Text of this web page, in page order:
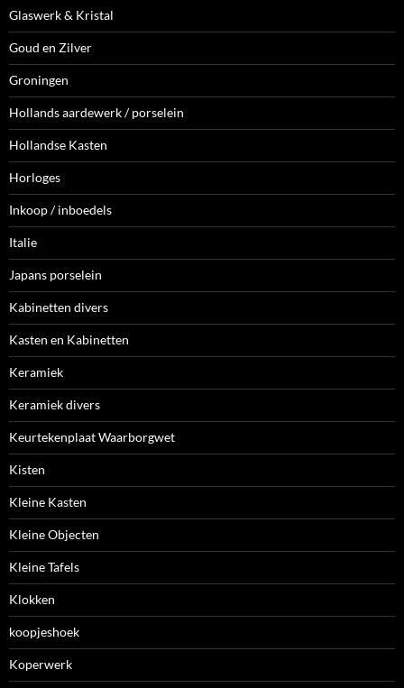
Glaswerk & Kristal
Goud en Zilver
Groningen
Hollands aardewerk / porselein
Hollandse Kasten
Horloges
Inkoop / inboedels
Italie
Japans porselein
Kabinetten divers
Kasten en Kabinetten
Keramiek
Keramiek divers
Keurtekenplaat Waarborgwet
Kisten
Kleine Kasten
Kleine Objecten
Kleine Tafels
Klokken
koopjeshoek
Koperwerk